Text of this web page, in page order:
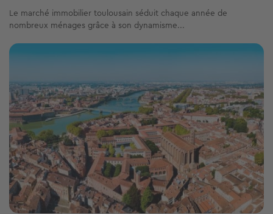
Le marché immobilier toulousain séduit chaque année de
nombreux ménages grâce à son dynamisme...
Image